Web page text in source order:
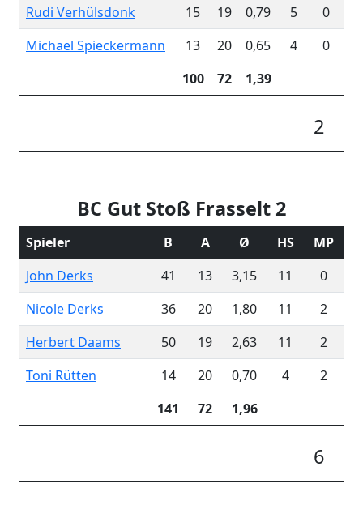
Rudi Verhülsdonk
15 19 0,79 5
0
Michael Spieckermann
13 20 0,65 4
0
100
72 1,39
2
BC Gut Stoß Frasselt 2
Spieler B A Ø HS
MP
John Derks
41 13 3,15 11
0
Nicole Derks
36 20 1,80 11
2
Herbert Daams
50 19 2,63 11
2
Toni Rütten
14 20 0,70 4
2
141
72 1,96
6